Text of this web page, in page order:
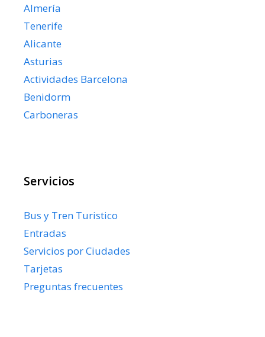
Almería
Tenerife
Alicante
Asturias
Actividades Barcelona
Benidorm
Carboneras
Servicios
Bus y Tren Turistico
Entradas
Servicios por Ciudades
Tarjetas
Preguntas frecuentes